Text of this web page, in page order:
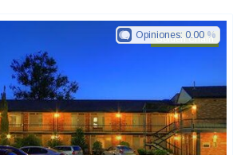
Golden Chain
Opiniones: 0.00